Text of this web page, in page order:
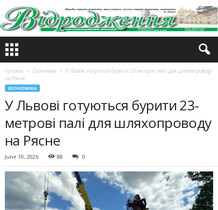
Головна Економіка
У Львові готуються бурити 23-метрові палі для шляхопроводу
на Рясне
ЕКОНОМІКА
У Львові готуються бурити 23-
метрові палі для шляхопроводу
на Рясне
June 10, 2026 88 0